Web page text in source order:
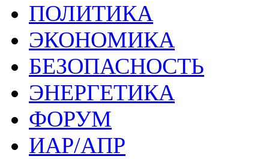
ПОЛИТИКА
ЭКОНОМИКА
БЕЗОПАСНОСТЬ
ЭНЕРГЕТИКА
ФОРУМ
ИАР/АПР